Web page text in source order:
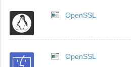
OpenSSL
OpenSSL